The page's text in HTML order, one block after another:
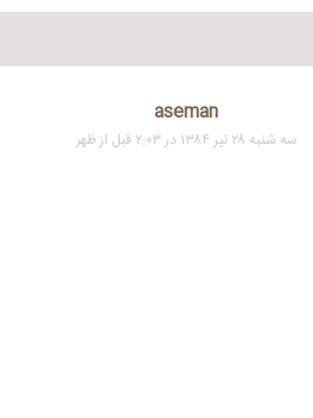
aseman
سه شنبه ۲۸ تیر ۱۳۸۴ در ۲:۰۳ قبل از ظهر